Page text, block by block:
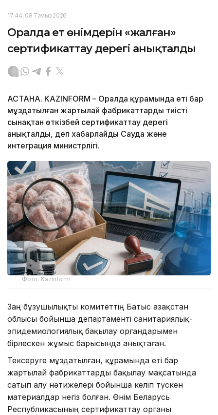
17:44, 08 Тамыз 2026
Оралда ет өнімдерін «жалған»
сертификаттау дерегі анықталды
АСТАНА. KAZINFORM – Оралда құрамында еті бар
мұздатылған жартылай фабрикаттарды тиісті
сынақтан өткізбей сертификаттау дерегі
анықталды, деп хабарлайды Сауда және
интеграция министрлігі.
Фото: Kazinform
Заң бұзушылықты комитеттің Батыс Қазақстан
облысы бойынша департаменті санитариялық-
эпидемиологиялық бақылау органдарымен
бірлескен жұмыс барысында анықтаған.
Тексеруге мұздатылған, құрамында еті бар
жартылай фабрикаттарды бақылау мақсатында
сатып алу нәтижелері бойынша келіп түскен
материалдар негіз болған. Өнім Беларусь
Республикасының сертификаттау органы